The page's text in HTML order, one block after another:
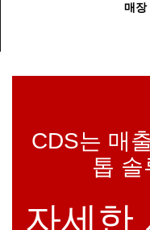
매장
CDS는 매
톱 솔
자세한